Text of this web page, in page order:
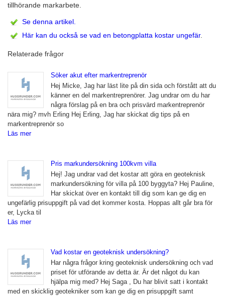
tillhörande markarbete.
Se denna artikel.
Här kan du också se vad en betongplatta kostar ungefär.
Relaterade frågor
Söker akut efter markentreprenör
Hej Micke, Jag har läst lite på din sida och förstått att du
känner en del markentreprenörer. Jag undrar om du har
några förslag på en bra och prisvärd markentreprenör
nära mig? mvh Erling Hej Erling, Jag har skickat dig tips på en
markentreprenör so
Läs mer
Pris markundersökning 100kvm villa
Hej! Jag undrar vad det kostar att göra en geoteknisk
markundersökning för villa på 100 byggyta? Hej Pauline,
Har skickat över en kontakt till dig som kan ge dig en
ungefärlig prisuppgift på vad det kommer kosta. Hoppas allt går bra för
er, Lycka til
Läs mer
Vad kostar en geoteknisk undersökning?
Har några frågor kring geoteknisk undersökning och vad
priset för utförande av detta är. Är det något du kan
hjälpa mig med? Hej Saga , Du har blivit satt i kontakt
med en skicklig geotekniker som kan ge dig en prisuppgift samt